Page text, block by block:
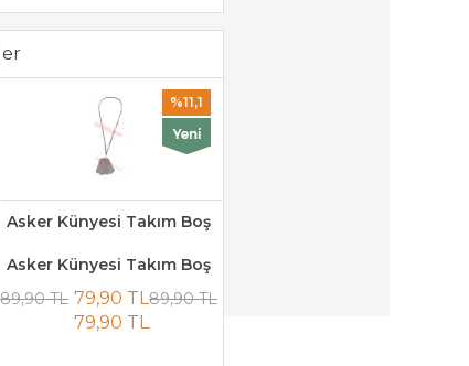
%11,1
Asker Künyesi Takım Boş
Asker Künyesi Takım Boş
89,90 TL 79,90 TL89,90 TL
79,90 TL